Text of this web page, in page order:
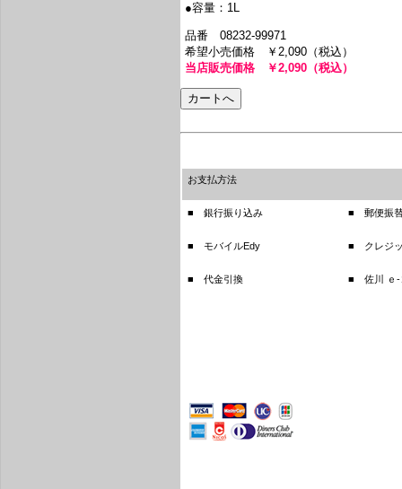
●容量：1L
品番 08232-99971
希望小売価格 ￥2,090（税込）
当店販売価格 ￥2,090（税込）
お支払方法
■ 銀行振り込み ■ 郵便振
■ モバイルEdy ■ クレジ
■ 代金引換 ■ 佐川 ｅ-